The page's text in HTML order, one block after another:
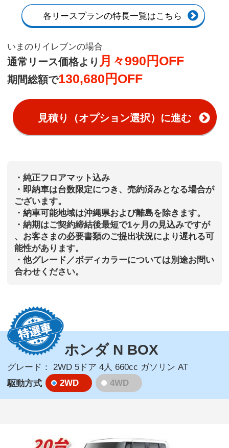
各リースプランの特長一覧はこちら
いまのりイレブンの場合
通常リース価格より 月々990円OFF
期間総額で130,680円OFF
見積り（オプション選択）に進む
・純正フロアマット込み
・即納車は台数限定につき、売約済みとなる場合が
ございます。
・納車可能地域は沖縄県および離島を除きます。
・納期はご契約締結後最短で1ヶ月の見込みですが
、お客さまの必要書類のご提出状況により遅れる可
能性があります。
・他グレード／ボディカラーについては別途お問い
合わせください。
ホンダ N BOX
グレード： 2WD 5ドア 4人 660cc ガソリン AT
駆動方式
2WD 4WD